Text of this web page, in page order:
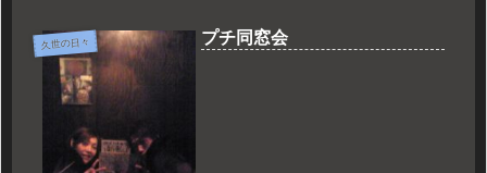
久世の日々 プチ同窓会